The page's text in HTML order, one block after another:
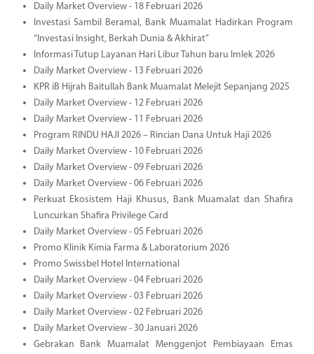
Daily Market Overview - 18 Februari 2026
Investasi Sambil Beramal, Bank Muamalat Hadirkan Program
“Investasi Insight, Berkah Dunia & Akhirat”
Informasi Tutup Layanan Hari Libur Tahun baru Imlek 2026
Daily Market Overview - 13 Februari 2026
KPR iB Hijrah Baitullah Bank Muamalat Melejit Sepanjang 2025
Daily Market Overview - 12 Februari 2026
Daily Market Overview - 11 Februari 2026
Program RINDU HAJI 2026 – Rincian Dana Untuk Haji 2026
Daily Market Overview - 10 Februari 2026
Daily Market Overview - 09 Februari 2026
Daily Market Overview - 06 Februari 2026
Perkuat Ekosistem Haji Khusus, Bank Muamalat dan Shafira
Luncurkan Shafira Privilege Card
Daily Market Overview - 05 Februari 2026
Promo Klinik Kimia Farma & Laboratorium 2026
Promo Swissbel Hotel International
Daily Market Overview - 04 Februari 2026
Daily Market Overview - 03 Februari 2026
Daily Market Overview - 02 Februari 2026
Daily Market Overview - 30 Januari 2026
Gebrakan Bank Muamalat Menggenjot Pembiayaan Emas